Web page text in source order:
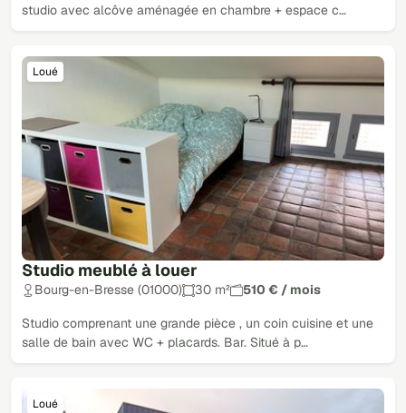
studio avec alcôve aménagée en chambre + espace c…
Studio meublé à louer
Loué
Bourg-en-Bresse (01000) 30 m² 510 € / mois
Studio comprenant une grande pièce , un coin cuisine et une
salle de bain avec WC + placards. Bar. Situé à p…
Loué